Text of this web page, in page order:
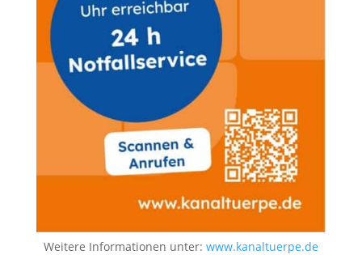
Weitere Informationen unter: www.kanaltuerpe.de